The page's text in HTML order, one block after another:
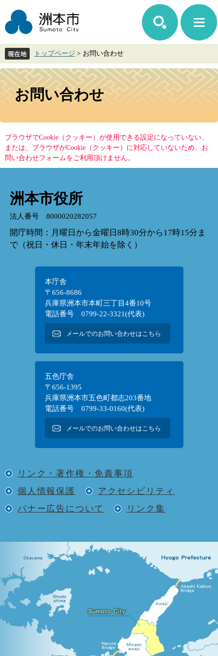
ジ
先
で
す。
ュ
を
ば
し
て
トップページ > お問い合わせ
本
文
お問い合わせ
ブラウザでCookie（クッキー）が使用できる設定になっていない、
または、ブラウザがCookie（クッキー）に対応していないため、お
問い合わせフォームをご利用頂けません。
洲本市役所
法人番号 8000020282057
開庁時間：月曜日から金曜日8時30分から17時15分ま
で（祝日・休日・年末年始を除く）
本庁舎
〒656-8686
兵庫県洲本市本町三丁目4番10号
電話番号 0799-22-3321(代表)
メールでのお問い合わせはこちら
五色庁舎
〒656-1395
兵庫県洲本市五色町都志203番地
電話番号 0799-33-0160(代表)
メールでのお問い合わせはこちら
リンク・著作権・免責事項
個人情報保護
アクセシビリティ
バナー広告について
リンク集